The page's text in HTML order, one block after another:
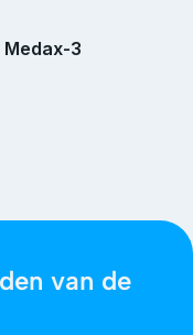
Medax-3
van de